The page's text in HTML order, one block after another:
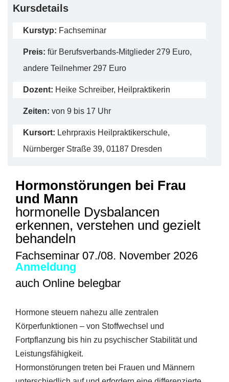
Kursdetails
Kurstyp: Fachseminar
Preis: für Berufsverbands-Mitglieder 279 Euro,
andere Teilnehmer 297 Euro
Dozent: Heike Schreiber, Heilpraktikerin
Zeiten: von 9 bis 17 Uhr
Kursort: Lehrpraxis Heilpraktikerschule,
Nürnberger Straße 39, 01187 Dresden
Hormonstörungen bei Frau
und Mann
hormonelle Dysbalancen
erkennen, verstehen und gezielt
behandeln
Fachseminar 07./08. November 2026
Anmeldung
auch Online belegbar
Hormone steuern nahezu alle zentralen
Körperfunktionen – von Stoffwechsel und
Fortpflanzung bis hin zu psychischer Stabilität und
Leistungsfähigkeit.
Hormonstörungen treten bei Frauen und Männern